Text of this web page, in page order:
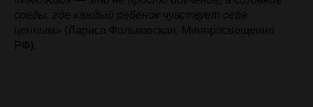
среды, где каждый ребенок чувствует себя
ценным» (Лариса Фальковская, Минпросвещения
РФ).